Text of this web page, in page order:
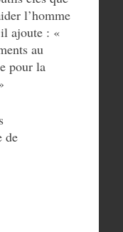
l’homme
ajoute : «
au
pour la
de